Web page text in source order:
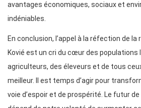
avantages économiques, sociaux et
indéniables.
En conclusion, l’appel à la réfection de
Kovié est un cri du cœur des populations
agriculteurs, des éleveurs et de tous
meilleur. Il est temps d’agir pour
voie d’espoir et de prospérité. Le futur de